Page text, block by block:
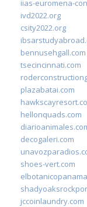
iias-euromena-
ivd2022.org
csity2022.org
bennusehgall.com
tsecincinnati.com
plazabatai.com
hellonquads.com
decogaleri.com
shoes-vert.com
jccoinlaundry.com